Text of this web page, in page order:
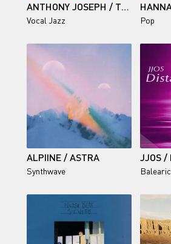
ANTHONY JOSEPH / THE ARK
Vocal Jazz Pop
ALPIINE / ASTRA
Synthwave Balearic